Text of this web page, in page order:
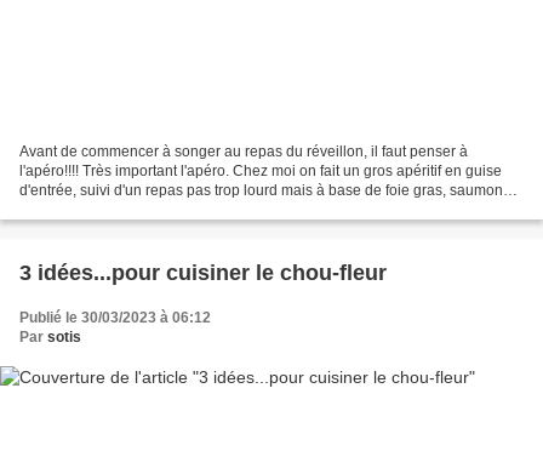
Avant de commencer à songer au repas du réveillon, il faut penser à
l'apéro!!!! Très important l'apéro. Chez moi on fait un gros apéritif en guise
d'entrée, suivi d'un repas pas trop lourd mais à base de foie gras, saumon
3 idées...pour cuisiner le chou-fleur
Publié le 30/03/2023 à 06:12
Par sotis